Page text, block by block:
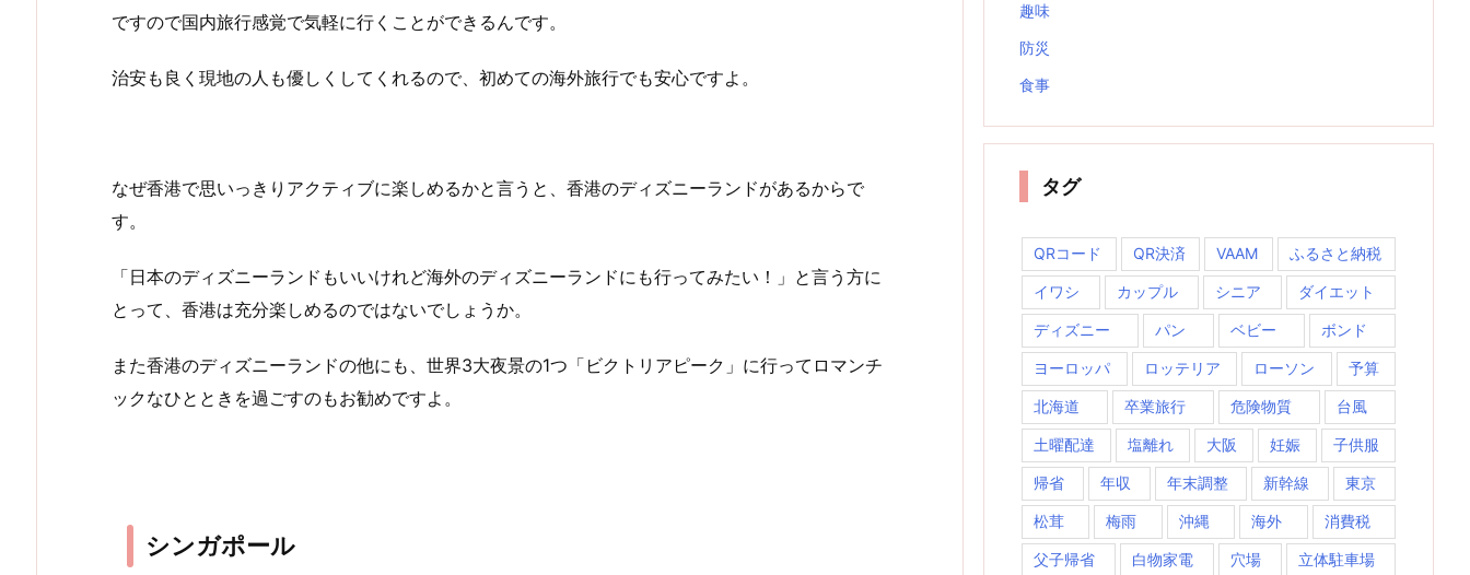
ですので国内旅行感覚で気軽に行くことができるんです。
治安も良く現地の人も優しくしてくれるので、初めての海外旅行でも安心ですよ。
なぜ香港で思いっきりアクティブに楽しめるかと言うと、香港のディズニーランドがあるからで
す。
「日本のディズニーランドもいいけれど海外のディズニーランドにも行ってみたい！」と言う方に
とって、香港は充分楽しめるのではないでしょうか。
また香港のディズニーランドの他にも、世界3大夜景の1つ「ビクトリアピーク」に行ってロマンチ
ックなひとときを過ごすのもお勧めですよ。
シンガポール
趣味
防災
食事
タグ
QRコード QR決済 VAAM ふるさと納税
イワシ カップル シニア ダイエット
ディズニー パン ベビー ボンド
ヨーロッパ ロッテリア ローソン 予算
北海道 卒業旅行 危険物質 台風
土曜配達 塩離れ 大阪 妊娠 子供服
帰省 年収 年末調整 新幹線 東京
松茸 梅雨 沖縄 海外 消費税
父子帰省 白物家電 穴場 立体駐車場